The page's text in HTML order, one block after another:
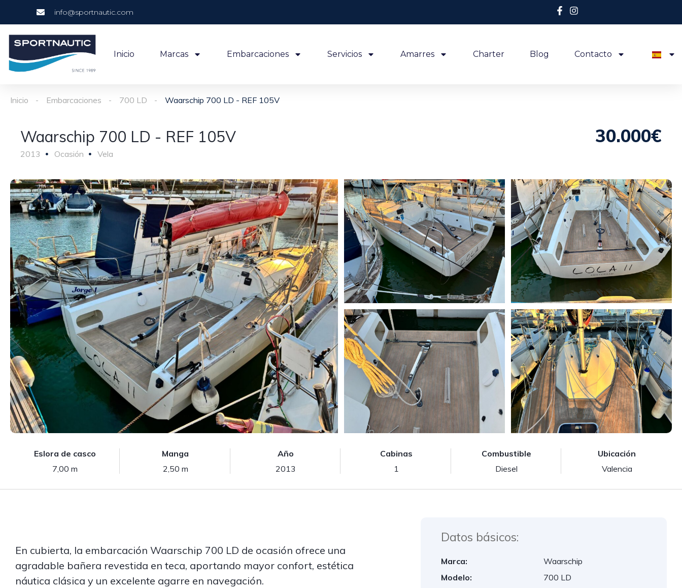
info@sportnautic.com
Inicio Marcas Embarcaciones Servicios Amarres Charter Blog Contacto
Inicio Embarcaciones 700 LD Waarschip 700 LD - REF 105V
Waarschip 700 LD - REF 105V
2013 Ocasión Vela
30.000€
Eslora de casco
7,00 m
Manga
2,50 m
Año
2013
Cabinas
1
Combustible
Diesel
Ubicación
Valencia
En cubierta, la embarcación Waarschip 700 LD de ocasión ofrece una
agradable bañera revestida en teca, aportando mayor confort, estética
náutica clásica y un excelente agarre en navegación.
Datos básicos:
Marca:
Waarschip
Modelo:
700 LD